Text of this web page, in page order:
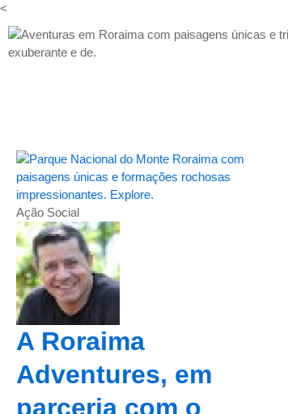
<
para
o
conteúdo
Ação Social
A Roraima
Adventures, em
parceria com o
Página
Página
Página
Página
Página
Página